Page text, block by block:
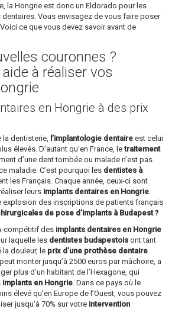
la Hongrie est donc un Eldorado pour les
Vous envisagez de vous faire poser
ce que vous devez savoir avant de
couronnes ?
à réaliser vos
en Hongrie à des prix
dentisterie, l’implantologie dentaire est celui
élevés. D’autant qu’en France, letraitement
d’une dent tombée ou malade n’est pas
maladie. C’est pourquoi les dentistes à
les Français. Chaque année, ceux-ci sont
leurs implants dentaires en Hongrie
explosion des inscriptions de patients français
de pose d’implants à Budapest ?
compétitif des implants dentaires en Hongrie
laquelle les dentistes budapestois ont tant
la douleur, le prix d’une prothèse dentaire
monter jusqu’à 2500 euros par mâchoire, a
plus d’un habitant de l’Hexagone, qui
implants en Hongrie . Dans ce pays où le
élevé qu’en Europe de l’Ouest, vous pouvez
jusqu’à 70% sur votre intervention